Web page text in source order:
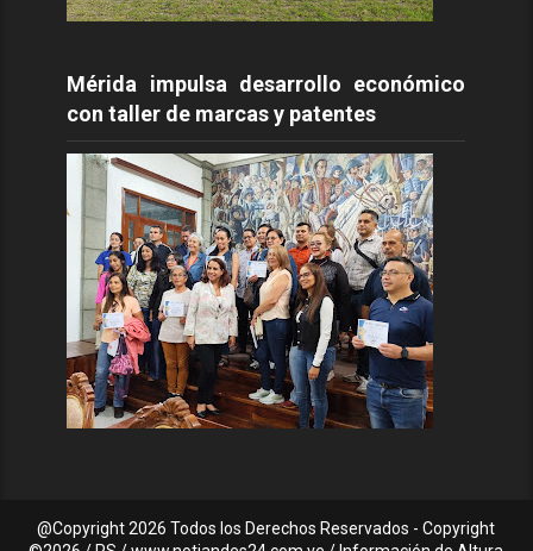
Mérida impulsa desarrollo económico
con taller de marcas y patentes
@Copyright2026 Todos los Derechos Reservados - Copyright